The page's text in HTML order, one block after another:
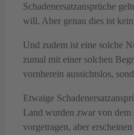
Schadenersatzansprüche
will. Aber genau dies ist
Und zudem ist eine solche
zumal mit einer solchen
vornherein aussichtslos,
Etwaige
Land wurden zwar von dem
vorgetragen, aber